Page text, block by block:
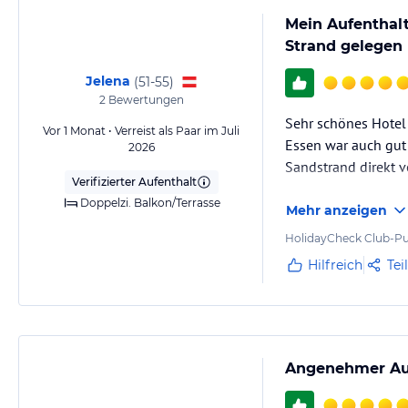
In Badebekleidung, barfuss und mit freiem Oberkörper
Zugangsdaten für WLAN im Bereich der Lounge können an der
Hinweis: Allgemeine und unverbindliche Hoteliers-/Veranstalter-/
Gewähr und ohne Prüfung durch HolidayCheck. Bitte lies vor der
jeweiligen Veranstalters.
Jelena (51-55)
2Bewertungen
Vor 1 Monat • Verreist als Paar im Juli
2026
Verifizierter Aufenthalt
Doppelzi. Balkon/Terrasse
Mein
Strand gelegen
Sehr schönes
Essen war auch gut
Sandstrand direkt
Mehr anzeigen
HolidayCheck Club-
Hilfreich
Angenehmer